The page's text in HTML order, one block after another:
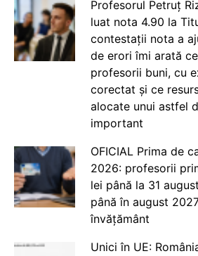
Profesorul Petruț
luat nota 4.90 la
contestații nota a
de erori îmi arată
profesorii buni, cu
corectat și ce
alocate unui astfel
important
OFICIAL Prima de
2026: profesorii
lei până la 31
până în august
învățământ
Unici în UE: